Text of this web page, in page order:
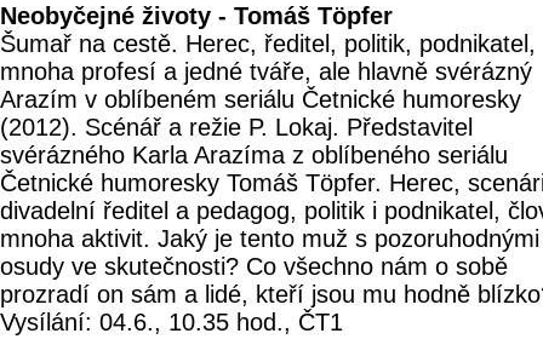
Neobyčejné životy - Tomáš Töpfer
Šumař na cestě. Herec, ředitel, politik, podnikatel,
mnoha profesí a jedné tváře, ale hlavně svérázný
Arazím v oblíbeném seriálu Četnické humoresky
(2012). Scénář a režie P. Lokaj. Představitel
svérázného Karla Arazíma z oblíbeného seriálu
Četnické humoresky Tomáš Töpfer. Herec,
divadelní ředitel a pedagog, politik i podnikatel,
mnoha aktivit. Jaký je tento muž s pozoruhodnými
osudy ve skutečnosti? Co všechno nám o sobě
prozradí on sám a lidé, kteří jsou mu hodně
Vysílání: 04.6., 10.35 hod., ČT1